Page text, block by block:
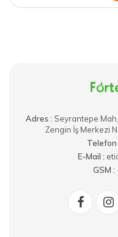
Adres : ​Seyrantepe
Zengin İş Merkezi
Telefon
E-Mail :
GSM :